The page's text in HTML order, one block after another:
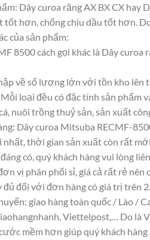
Dây curoa răng AX BX CX
tốt hơn, chống chịu dầu tốt hơn.
của sản phẩm:
8500 cách gọi khác là Dây
về số lượng lớn với tồn kho
Mỗi loại đều có đặc tính sản
nuôi trồng thuỷ sản, sản xuất
Dây curoa Mitsuba RECMF-
thời gian sản xuất còn rất
có, quý khách hàng vui lòng
vị phân phối sỉ, giá cả rất rẻ
đối với đơn hàng có giá trị trên
giao hàng toàn quốc / Lào /
Viettelpost,… Do là
mềm hơn giúp quý khách